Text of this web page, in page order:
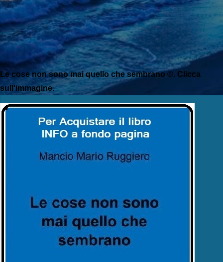
Le cose non sono mai quello che sembrano ©. Clicca
sull'immagine.